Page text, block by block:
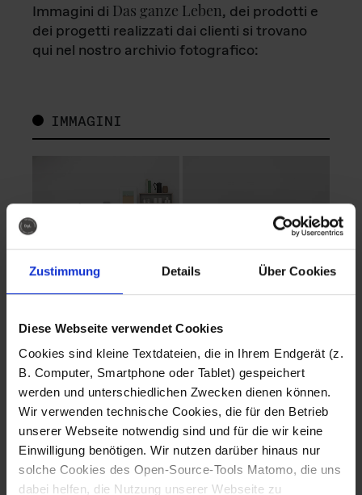
Zustimmung Details Über Cookies
Diese Webseite verwendet Cookies
Cookies sind kleine Textdateien, die in Ihrem Endgerät (z.
B. Computer, Smartphone oder Tablet) gespeichert
werden und unterschiedlichen Zwecken dienen können.
Wir verwenden technische Cookies, die für den Betrieb
unserer Webseite notwendig sind und für die wir keine
Einwilligung benötigen. Wir nutzen darüber hinaus nur
solche Cookies des Open-Source-Tools Matomo, die uns
dabei helfen, die Nutzung unserer Webseite zu
Immagini di Das ganze Leben, dei prodotti e
dei progetti realizzati dai clienti si trovano
qui nel nostro archivio fotografico:
IMMAGINI
Fotografo: Lorenz
Sternbach
Download
Fotografo: Lorenz
Sternbach
Download